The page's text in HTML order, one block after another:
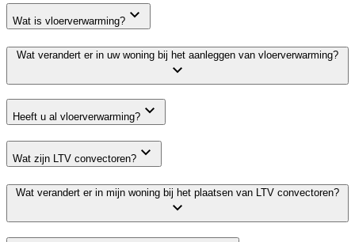
Wat is vloerverwarming?
Wat verandert er in uw woning bij het aanleggen van vloerverwarming?
Heeft u al vloerverwarming?
Wat zijn LTV convectoren?
Wat verandert er in mijn woning bij het plaatsen van LTV convectoren?